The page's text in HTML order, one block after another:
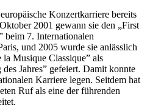
Konzertkarriere bereits
2001 gewann sie den „First
beim 7. Internationalen
und 2005 wurde sie anlässlich
Musique Classique” als
Jahres” gefeiert. Damit konnte
Karriere legen. Seitdem hat
Ruf als eine der führenden